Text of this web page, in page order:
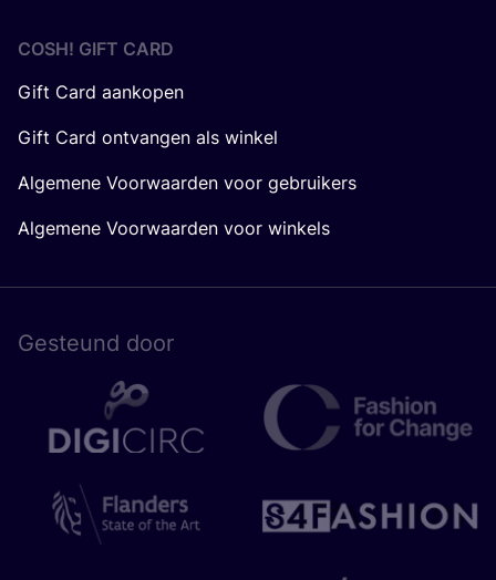
COSH! GIFT CARD
Gift Card aankopen
Gift Card ontvangen als winkel
Algemene Voorwaarden voor gebruikers
Algemene Voorwaarden voor winkels
Gesteund door